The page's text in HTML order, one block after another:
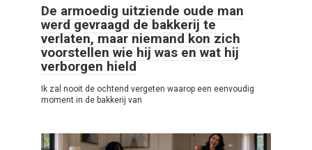
De armoedig uitziende oude man
werd gevraagd de bakkerij te
verlaten, maar niemand kon zich
voorstellen wie hij was en wat hij
verborgen hield
Ik zal nooit de ochtend vergeten waarop een eenvoudig
moment in de bakkerij van